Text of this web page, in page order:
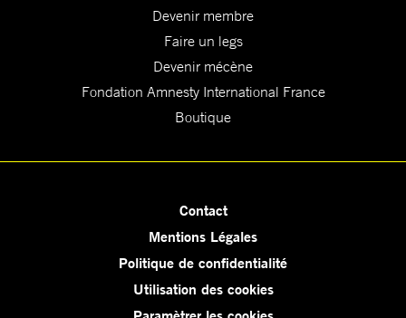
Devenir membre
Faire un legs
Devenir mécène
Fondation Amnesty International France
Boutique
Contact
Mentions Légales
Politique de confidentialité
Utilisation des cookies